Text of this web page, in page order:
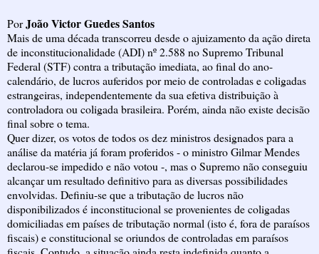
PorJoão Victor Guedes Santos
Mais de uma década transcorreu desde o ajuizamento da ação direta
de inconstitucionalidade (ADI) nº 2.588 no Supremo Tribunal
Federal (STF) contra a tributação imediata, ao final do ano-
calendário, de lucros auferidos por meio de controladas e coligadas
estrangeiras, independentemente da sua efetiva distribuição à
controladora ou coligada brasileira. Porém, ainda não existe decisão
final sobre o tema.
Quer dizer, os votos de todos os dez ministros designados para a
análise da matéria já foram proferidos - o ministro Gilmar Mendes
declarou-se impedido e não votou -, mas o Supremo não conseguiu
alcançar um resultado definitivo para as diversas possibilidades
envolvidas. Definiu-se que a tributação de lucros não
disponibilizados é inconstitucional se provenientes de coligadas
domiciliadas em países de tributação normal (isto é, fora de paraísos
fiscais) e constitucional se oriundos de controladas em paraísos